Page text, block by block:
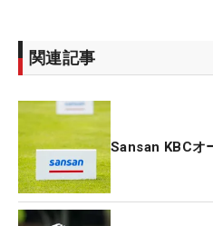
トップバッターは長野。
ッドに狙っていくアプロー
飛びました」とピンの少し
た。計測距離は2メートル9
次に打ったのはツアー通算
関連記事
Sansan KBC